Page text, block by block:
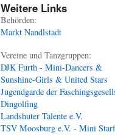
Weitere Links
Behörden:
Markt Nandlstadt
Vereine und Tanzgruppen:
DJK Furth - Mini-Dancers &
Sunshine-Girls & United Stars
Jugendgarde der
Dingolfing
Landshuter Talente e.V.
TSV Moosburg e.V. - Mini